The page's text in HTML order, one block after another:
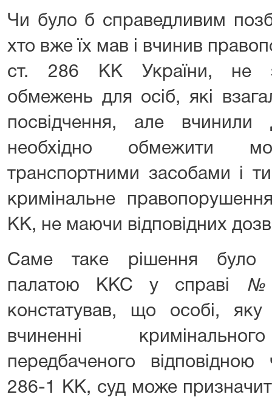
Чи було б справедливим
хто вже їх мав і вчинив
ст. 286 КК України, не
обмежень для осіб, які
посвідчення, але
необхідно обмежити
транспортними засобами і
кримінальне
КК, не маючи відповідних
Саме таке рішення було
палатою ККС у справі
констатував, що особі,
вчиненні
передбаченого
286-1 КК, суд може